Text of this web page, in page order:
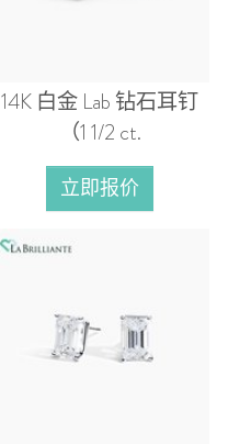
14K 白金 Lab 钻石耳钉
（1 1/2 ct.
立即报价